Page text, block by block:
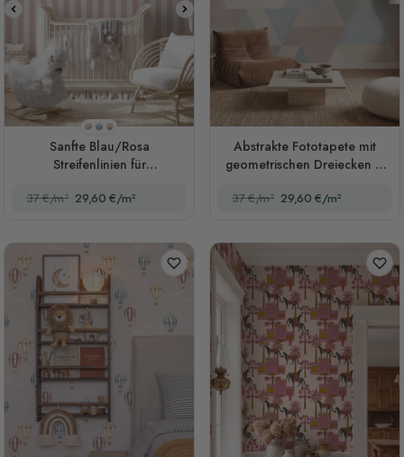
Stil 1
Stil 2
Stil 3
Sanfte Blau/Rosa
Streifenlinien für
37 €/m² 29,60 €/m²
Abstrakte Fototapete mit
geometrischen Dreiecken in
37 €/m² 29,60 €/m²